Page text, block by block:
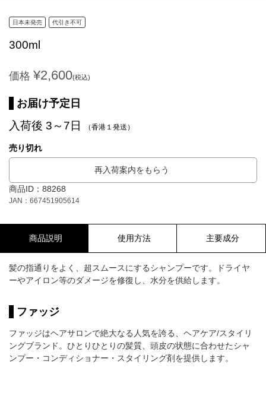
日本未発売 代引き不可
300ml
価格 ¥2,600(税込)
お届け予定日
入荷後 3～7日 （香港１発送）
売り切れ
再入荷案内をもらう
商品ID：88268
JAN：667451905614
商品説明 使用方法 主要成分
髪の指通りをよく、超スムースにするシャンプーです。ドライヤ
ーやアイロン等のダメージを修復し、水分を供給します。
ファッジ
ファッジはヘアサロンで絶大なる人気を誇る、ヘアケア/スタイリ
ングブランド。ひとりひとりの髪質、頭皮の状態に合わせたシャ
ンプー・コンディショナー・スタイリング剤を提供します。